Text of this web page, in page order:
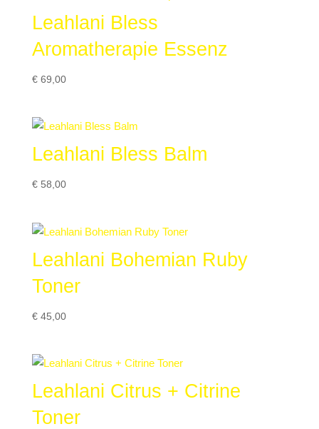
Leahlani Bless
Aromatherapie Essenz
€69,00
Leahlani Bless Balm
€58,00
Leahlani Bohemian Ruby
Toner
€45,00
Leahlani Citrus + Citrine
Toner